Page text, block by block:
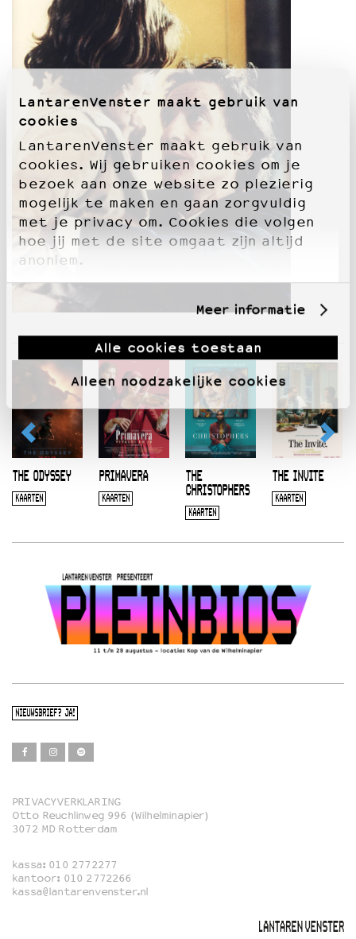
LantarenVenster maakt gebruik van
cookies
LantarenVenster maakt gebruik van
cookies. Wij gebruiken cookies om je
bezoek aan onze website zo plezierig
mogelijk te maken en gaan zorgvuldig
met je privacy om. Cookies die volgen
hoe jij met de site omgaat zijn altijd
anoniem.
Meer informatie
Alle cookies toestaan
Alleen noodzakelijke cookies
Historie
Partners
Huisregels
Privacyverklaring
Integriteits- en gedragscode
Duurzaamheid
Culturele boycot Israël
Ruimte voor artistieke vrijheid – VNPF
THE ODYSSEY
KAARTEN
PRIMAVERA
KAARTEN
THE
CHRISTOPHERS
KAARTEN
THE INVITE
KAARTEN
NIEUWSBRIEF? JA!
Film
Familie
Film in English
PRIVACYVERKLARING
Otto Reuchlinweg 996 (Wilhelminapier)
3072 MD Rotterdam
kassa: 010 2772277
kantoor: 010 2772266
kassa@lantarenvenster.nl